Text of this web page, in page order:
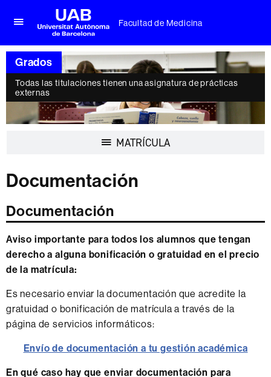
aquí
para
desplegar
el
menú
de
Facultad
de
Universitat
Autònoma
de
Barcelona
Facultad de Medicina
Grados
Todas las titulaciones tienen una asignatura de prácticas
externas
MATRÍCULA
Documentación
Documentación
Aviso importante para todos los alumnos que tengan
derecho a alguna bonificación o gratuidad en el precio
de la matrícula:
Es necesario enviar la documentación que acredite la
gratuidad o bonificación de matrícula a través de la
página de servicios informáticos:
Envío de documentación a tu gestión académica
En qué caso hay que enviar documentación para